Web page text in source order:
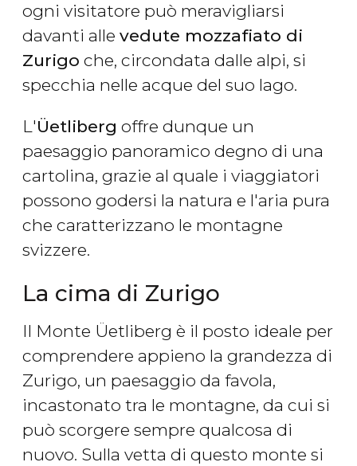
ogni visitatore può meravigliarsi
davanti alle vedute mozzafiato di
Zurigo che, circondata dalle alpi, si
specchia nelle acque del suo lago.
L'Üetliberg offre dunque un
paesaggio panoramico degno di una
cartolina, grazie al quale i viaggiatori
possono godersi la natura e l'aria pura
che caratterizzano le montagne
svizzere.
La cima di Zurigo
Il Monte Üetliberg è il posto ideale per
comprendere appieno la grandezza di
Zurigo, un paesaggio da favola,
incastonato tra le montagne, da cui si
può scorgere sempre qualcosa di
nuovo. Sulla vetta di questo monte si